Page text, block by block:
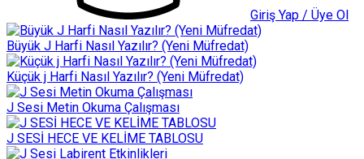
Giriş Yap / Üye Ol
Büyük J Harfi Nasıl Yazılır? (Yeni Müfredat)
Küçük j Harfi Nasıl Yazılır? (Yeni Müfredat)
J Sesi Metin Okuma Çalışması
J SESİ HECE VE KELİME TABLOSU